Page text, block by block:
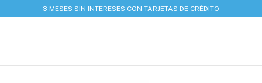
3 MESES SIN INTERESES CON TARJETAS DE CRÉDITO